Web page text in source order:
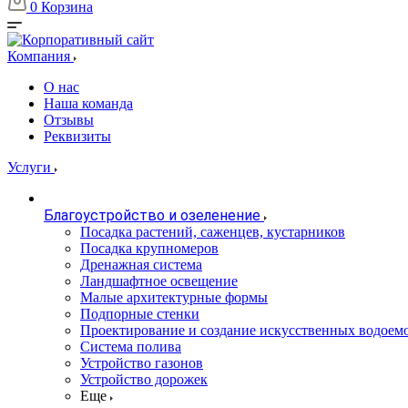
0 Корзина
Компания
О нас
Наша команда
Отзывы
Реквизиты
Услуги
Благоустройство и озеленение
Посадка растений, саженцев, кустарников
Посадка крупномеров
Дренажная система
Ландшафтное освещение
Малые архитектурные формы
Подпорные стенки
Проектирование и создание искусственных
Система полива
Устройство газонов
Устройство дорожек
Еще